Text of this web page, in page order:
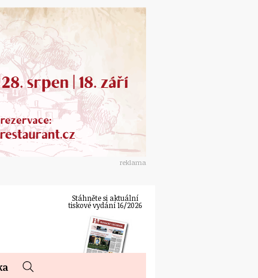
reklama
Stáhněte si aktuální
tiskové vydání 16/2026